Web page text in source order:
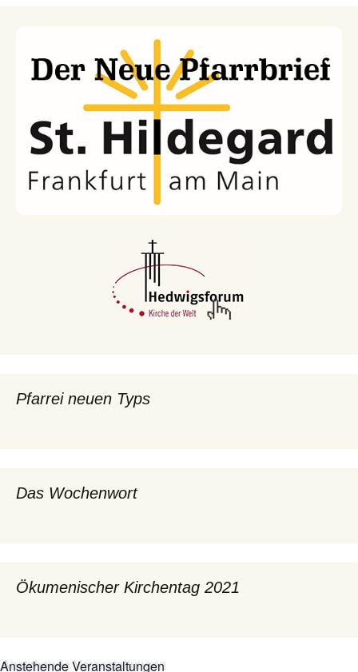
Pfarrei neuen Typs
Das Wochenwort
Ökumenischer Kirchentag 2021
Anstehende Veranstaltungen